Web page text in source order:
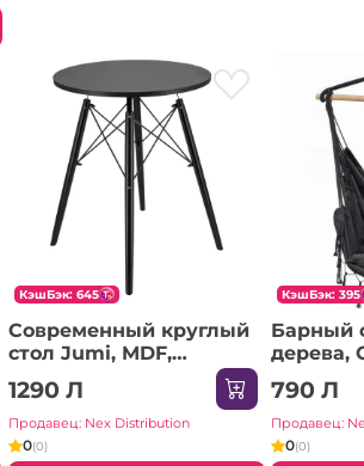
КэшБэк: 645
Современный круглый
стол Jumi, MDF,
60x60x74 см,
скандинавский стиль,
Черный/Черный
1290 Л
Продавец: Nex Distribution
0(0)
КэшБэк: 395
Барный
дерева,
Черный
790 Л
Продавец:
0(0)